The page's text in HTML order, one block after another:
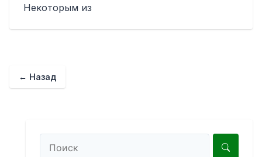
Некоторым из
← Назад